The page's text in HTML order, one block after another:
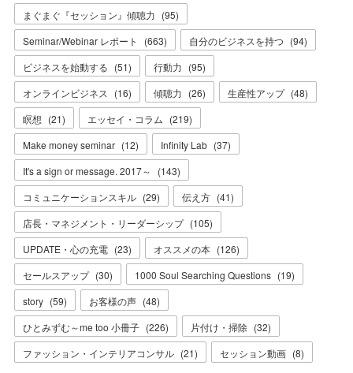
まぐまぐ『セッション』傾聴力 (95)
Seminar/Webinar レポート
(663) 自分のビジネスを持つ (94)
ビジネスを始動する (51) 行動力 (95)
オンラインビジネス
(16) 傾聴力 (26) 生産性アップ (48)
瞑想 (21) エッセイ・コラム (219)
Make money seminar (12) Infinity Lab (37)
It's a sign or message. 2017～
(143)
コミュニケーションスキル (29) 伝え方 (41)
店長・マネジメント・リーダーシップ (105)
UPDATE・心の充電 (23) オススメの本 (126)
セールスアップ (30) 1000 Soul Searching Questions (19)
story (59) お客様の声 (48)
ひとみずむ～me too 小冊子 (226) 片付け・掃除 (32)
ファッション・インテリアコンサル (21) セッション動画 (8)